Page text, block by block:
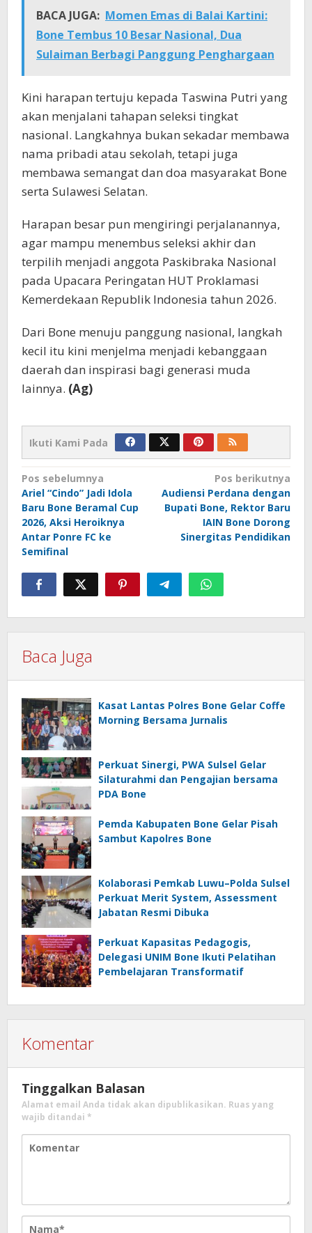
BACA JUGA: Momen Emas di Balai Kartini:
Bone Tembus 10 Besar Nasional, Dua
Sulaiman Berbagi Panggung Penghargaan
Kini harapan tertuju kepada Taswina Putri yang
akan menjalani tahapan seleksi tingkat
nasional. Langkahnya bukan sekadar membawa
nama pribadi atau sekolah, tetapi juga
membawa semangat dan doa masyarakat Bone
serta Sulawesi Selatan.
Harapan besar pun mengiringi perjalanannya,
agar mampu menembus seleksi akhir dan
terpilih menjadi anggota Paskibraka Nasional
pada Upacara Peringatan HUT Proklamasi
Kemerdekaan Republik Indonesia tahun 2026.
Dari Bone menuju panggung nasional, langkah
kecil itu kini menjelma menjadi kebanggaan
daerah dan inspirasi bagi generasi muda
lainnya. (Ag)
Ikuti Kami Pada
Navigasi
pos
Pos sebelumnya
Ariel “Cindo” Jadi Idola
Baru Bone Beramal Cup
2026, Aksi Heroiknya
Antar Ponre FC ke
Semifinal
Pos berikutnya
Audiensi Perdana dengan
Bupati Bone, Rektor Baru
IAIN Bone Dorong
Sinergitas Pendidikan
Baca Juga
Kasat Lantas Polres Bone Gelar Coffe
Morning Bersama Jurnalis
Perkuat Sinergi, PWA Sulsel Gelar
Silaturahmi dan Pengajian bersama
PDA Bone
Pemda Kabupaten Bone Gelar Pisah
Sambut Kapolres Bone
Kolaborasi Pemkab Luwu–Polda Sulsel
Perkuat Merit System, Assessment
Jabatan Resmi Dibuka
Perkuat Kapasitas Pedagogis,
Delegasi UNIM Bone Ikuti Pelatihan
Pembelajaran Transformatif
Komentar
Tinggalkan Balasan
Alamat email Anda tidak akan dipublikasikan. Ruas yang
wajib ditandai *